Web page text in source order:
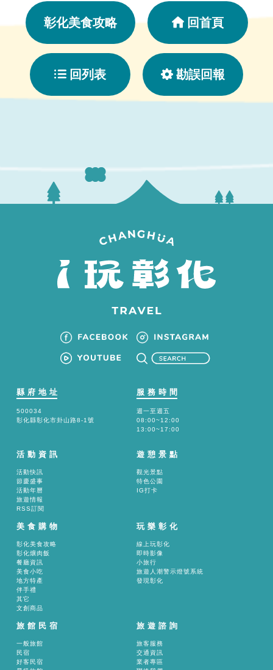
彰化美食攻略 回首頁
回列表 勘誤回報
縣府地址
500034
彰化縣彰化市卦山路8-1號
服務時間
週一至週五
08:00~12:00
13:00~17:00
活動資訊
活動快訊
節慶盛事
活動年曆
旅遊情報
RSS訂閱
遊憩景點
觀光景點
特色公園
IG打卡
美食購物
彰化美食攻略
彰化爌肉飯
餐廳資訊
美食小吃
地方特產
伴手禮
其它
文創商品
玩樂彰化
線上玩彰化
即時影像
小旅行
旅遊人潮警示燈號系統
發現彰化
旅館民宿
一般旅館
民宿
好客民宿
旅遊諮詢
旅客服務
交通資訊
業者專區